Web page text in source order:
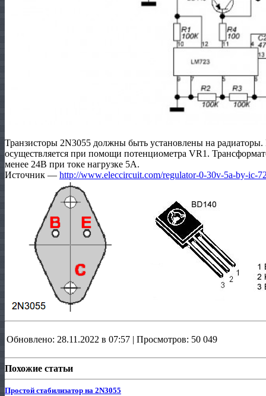
Транзисторы 2N3055 должны быть установлены на
осуществляется при помощи потенциометра VR1.
менее 24В при токе нагрузке 5А.
Источник — http://www.eleccircuit.com/regulator-0-30v-5a-by-ic-
Обновлено: 28.11.2022 в 07:57 | Просмотров: 50 049
Похожие статьи
Простой стабилизатор на 2N3055